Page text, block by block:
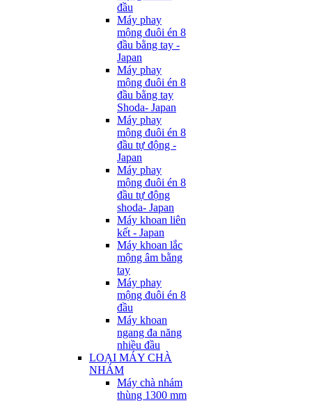
đầu
Máy phay
mộng đuôi én 8
đầu bằng tay -
Japan
Máy phay
mộng đuôi én 8
đầu bằng tay
Shoda- Japan
Máy phay
mộng đuôi én 8
đầu tự động -
Japan
Máy phay
mộng đuôi én 8
đầu tự động
shoda- Japan
Máy khoan liên
kết - Japan
Máy khoan lắc
mộng âm bằng
tay
Máy phay
mộng đuôi én 8
đầu
Máy khoan
ngang đa năng
nhiều đầu
LOẠI MÁY CHÀ
NHÁM
Máy chà nhám
thùng 1300 mm